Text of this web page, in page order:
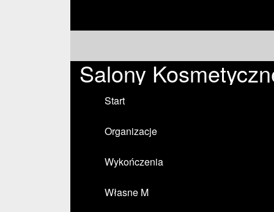
Salony
Start
Organizacje
Wykończenia
Własne M